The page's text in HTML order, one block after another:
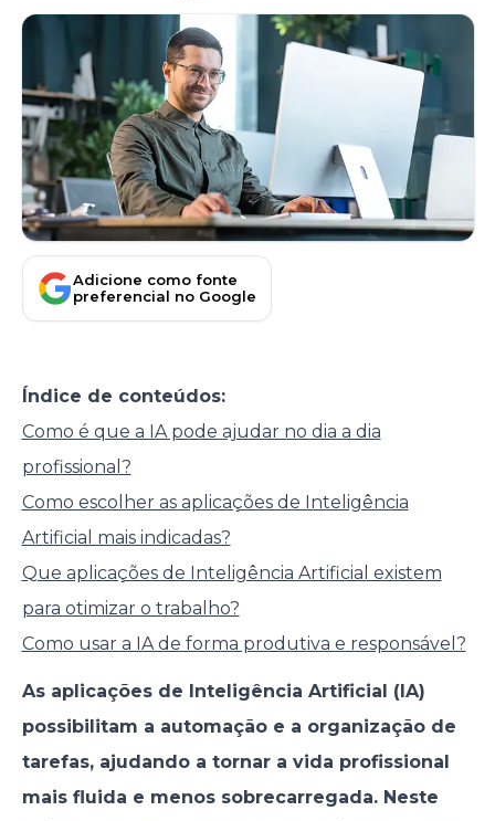
Adicione como fonte
preferencial no Google
Índice de conteúdos:
Como é que a IA pode ajudar no dia a dia
profissional?
Como escolher as aplicações de Inteligência
Artificial mais indicadas?
Que aplicações de Inteligência Artificial existem
para otimizar o trabalho?
Como usar a IA de forma produtiva e responsável?
As aplicações de Inteligência Artificial (IA)
possibilitam a automação e a organização de
tarefas, ajudando a tornar a vida profissional
mais fluida e menos sobrecarregada. Neste